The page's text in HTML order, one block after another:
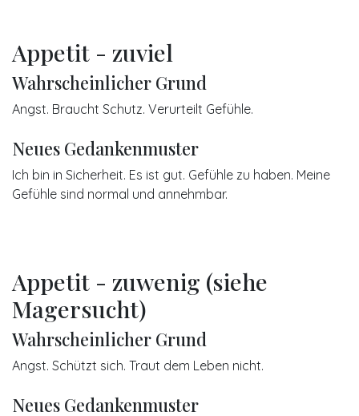
Appetit - zuviel
Wahrscheinlicher Grund
Angst. Braucht Schutz. Verurteilt Gefühle.
Neues Gedankenmuster
Ich bin in Sicherheit. Es ist gut. Gefühle zu haben. Meine
Gefühle sind normal und annehmbar.
Appetit - zuwenig (siehe
Magersucht)
Wahrscheinlicher Grund
Angst. Schützt sich. Traut dem Leben nicht.
Neues Gedankenmuster